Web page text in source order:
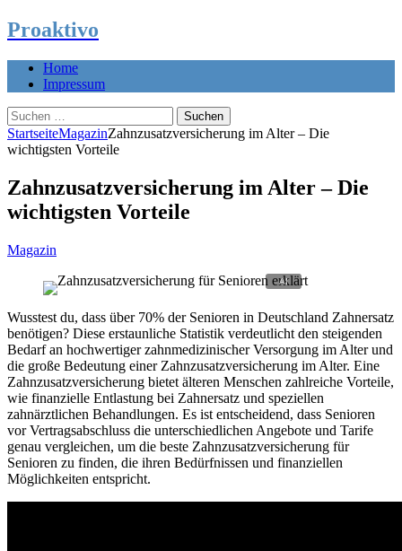
Proaktivo
Home
Impressum
Suchen
nach:
StartseiteMagazinZahnzusatzversicherung im Alter – Die
wichtigsten Vorteile
Zahnzusatzversicherung im Alter – Die
wichtigsten Vorteile
Magazin
Wusstest du, dass über 70% der Senioren in Deutschland Zahnersatz
benötigen? Diese erstaunliche Statistik verdeutlicht den steigenden
Bedarf an hochwertiger zahnmedizinischer Versorgung im Alter und
die große Bedeutung einer Zahnzusatzversicherung im Alter. Eine
Zahnzusatzversicherung bietet älteren Menschen zahlreiche Vorteile,
wie finanzielle Entlastung bei Zahnersatz und speziellen
zahnärztlichen Behandlungen. Es ist entscheidend, dass Senioren
vor Vertragsabschluss die unterschiedlichen Angebote und Tarife
genau vergleichen, um die beste Zahnzusatzversicherung für
Senioren zu finden, die ihren Bedürfnissen und finanziellen
Möglichkeiten entspricht.